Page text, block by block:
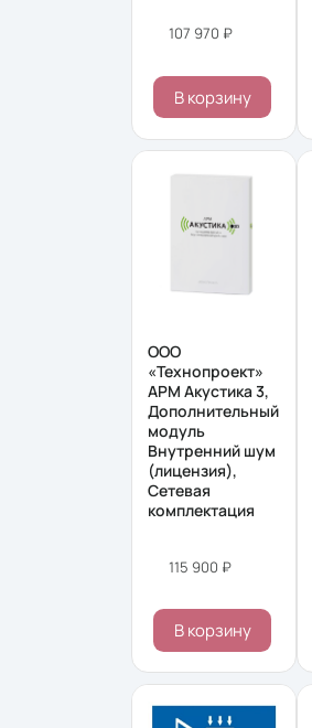
107 970 ₽
В корзину
ООО
«Технопроект»
АРМ Акустика 3,
Дополнительный
модуль
Внутренний шум
(лицензия),
Сетевая
комплектация
115 900 ₽
В корзину